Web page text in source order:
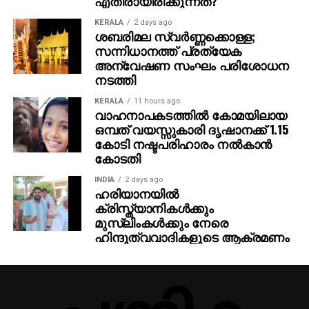
ഞഞഞ എന്നിവയുടെ സംവിധായകന്‍ രാജമൗലിയുടെ
ഈ ബ്രഹ്‌മാണ്ഡ പ്രോജക്റ്റ് 2027-ല്‍
തിയേറ്ററുകളിലേക്ക് എത്തും.
KERALA 2 days ago
ശബരിമല സ്വര്‍ണ്ണക്കൊള്ള;
സന്നിധാനത്ത് പ്രത്യേക
അന്വേഷണ സംഘം പരിശോധന
നടത്തി
KERALA 11 hours ago
വാഹനാപകടത്തില്‍ കോമയിലായ
ഒമ്പത് വയസ്സുകാരി ദൃഷാനക്ക് 1.15
കോടി നഷ്ടപരിഹാരം നല്‍കാന്‍
കോടതി
INDIA 2 days ago
ഹരിയാനയില്‍
ക്രിസ്ത്യാനികള്‍ക്കും
മുസ്‌ലിംകള്‍ക്കും നേരെ
ഹിന്ദുത്വവാദികളുടെ ആക്രമണം